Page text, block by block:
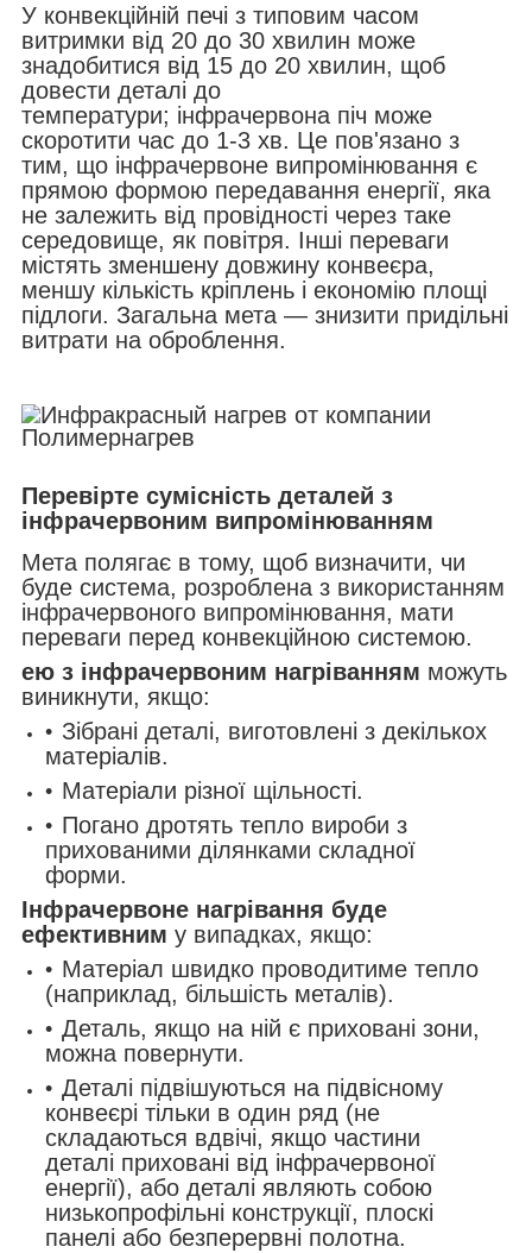
У конвекційній печі з типовим часом
витримки від 20 до 30 хвилин може
знадобитися від 15 до 20 хвилин, щоб
довести деталі до
температури; інфрачервона піч може
скоротити час до 1-3 хв. Це пов'язано з
тим, що інфрачервоне випромінювання є
прямою формою передавання енергії, яка
не залежить від провідності через таке
середовище, як повітря. Інші переваги
містять зменшену довжину конвеєра,
меншу кількість кріплень і економію площі
підлоги. Загальна мета — знизити придільні
витрати на оброблення.
Перевірте сумісність деталей з
інфрачервоним випромінюванням
Мета полягає в тому, щоб визначити, чи
буде система, розроблена з використанням
інфрачервоного випромінювання, мати
переваги перед конвекційною системою.
ею з інфрачервоним нагріванням можуть
виникнути, якщо:
Зібрані деталі, виготовлені з декількох
матеріалів.
Матеріали різної щільності.
Погано дротять тепло вироби з
прихованими ділянками складної
форми.
Інфрачервоне нагрівання буде
ефективним у випадках, якщо:
Матеріал швидко проводитиме тепло
(наприклад, більшість металів).
Деталь, якщо на ній є приховані зони,
можна повернути.
Деталі підвішуються на підвісному
конвеєрі тільки в один ряд (не
складаються вдвічі, якщо частини
деталі приховані від інфрачервоної
енергії), або деталі являють собою
низькопрофільні конструкції, плоскі
панелі або безперервні полотна.